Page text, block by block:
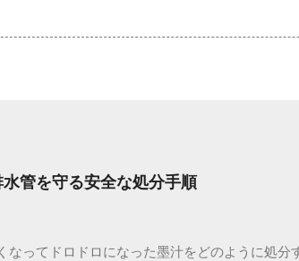
管を守る安全な処分手順
ってドロドロになった墨汁をどのように処分